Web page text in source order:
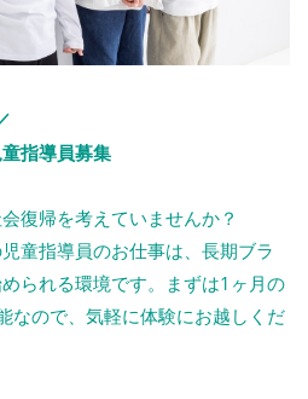
指導員募集
復帰を考えていませんか？
童指導員のお仕事は、長期ブラ
られる環境です。まずは1ヶ月の
なので、気軽に体験にお越しくだ